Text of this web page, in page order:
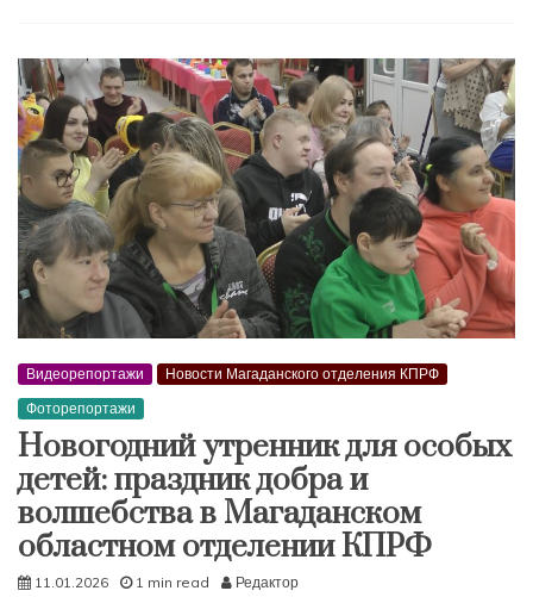
Видеорепортажи
Новости Магаданского отделения КПРФ
Фоторепортажи
Новогодний утренник для особых
детей: праздник добра и
волшебства в Магаданском
областном отделении КПРФ
11.01.2026 1 min read Редактор